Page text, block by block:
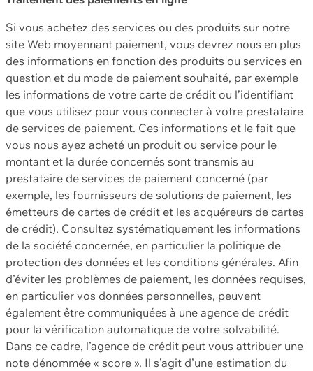
Si vous achetez des services ou des produits sur notre
site Web moyennant paiement, vous devrez nous en plus
des informations en fonction des produits ou services en
question et du mode de paiement souhaité, par exemple
les informations de votre carte de crédit ou l’identifiant
que vous utilisez pour vous connecter à votre prestataire
de services de paiement. Ces informations et le fait que
vous nous ayez acheté un produit ou service pour le
montant et la durée concernés sont transmis au
prestataire de services de paiement concerné (par
exemple, les fournisseurs de solutions de paiement, les
émetteurs de cartes de crédit et les acquéreurs de cartes
de crédit). Consultez systématiquement les informations
de la société concernée, en particulier la politique de
protection des données et les conditions générales. Afin
d’éviter les problèmes de paiement, les données requises,
en particulier vos données personnelles, peuvent
également être communiquées à une agence de crédit
pour la vérification automatique de votre solvabilité.
Dans ce cadre, l’agence de crédit peut vous attribuer une
note dénommée « score ». Il s’agit d’une estimation du